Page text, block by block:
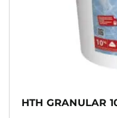
HTH GRANULAR